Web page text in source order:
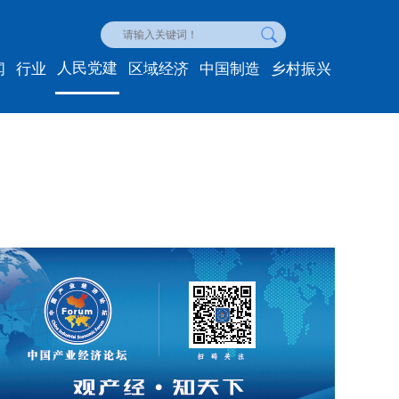
行业 人民党建 区域经济 中国制造 乡村振兴